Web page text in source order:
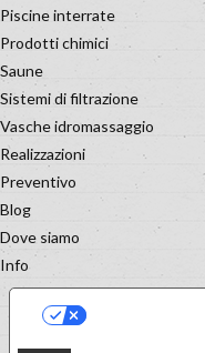
Piscine interrate
Prodotti chimici
Saune
Sistemi di filtrazione
Vasche idromassaggio
Realizzazioni
Preventivo
Blog
Dove siamo
Info